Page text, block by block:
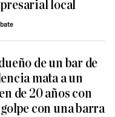
local
de un bar de
mata a un
de 20 años con
con una barra